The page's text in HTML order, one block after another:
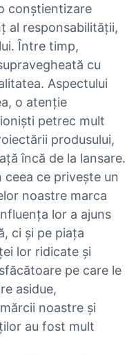
conștientizare
al responsabilității,
Între timp,
cu
Aspectului
o atenție
petrec mult
produsului,
încă de la lansare.
ce privește un
noastre marca
lor a ajuns
ci și pe piața
lor ridicate și
pe care le
asidue,
noastre și
au fost mult